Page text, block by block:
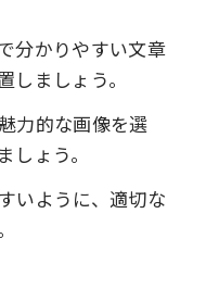
分かりやすい文章
しましょう。
力的な画像を選
ょう。
いように、適切な